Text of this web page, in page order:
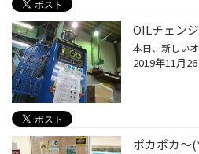
OILチェン
2019年11月
ポカポカ